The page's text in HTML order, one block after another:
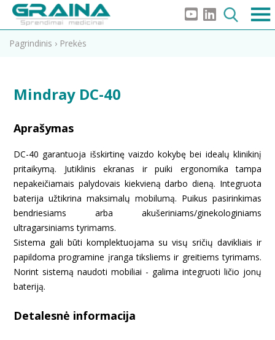
Pagrindinis › Prekės
Mindray DC-40
Aprašymas
DC-40 garantuoja išskirtinę vaizdo kokybę bei idealų klinikinį
pritaikymą. Jutiklinis ekranas ir puiki ergonomika tampa
nepakeičiamais palydovais kiekvieną darbo dieną. Integruota
baterija užtikrina maksimalų mobilumą. Puikus pasirinkimas
bendriesiams arba akušeriniams/ginekologiniams
ultragarsiniams tyrimams.
Sistema gali būti komplektuojama su visų sričių davikliais ir
papildoma programine įranga tiksliems ir greitiems tyrimams.
Norint sistemą naudoti mobiliai - galima integruoti ličio jonų
bateriją.
Detalesnė informacija